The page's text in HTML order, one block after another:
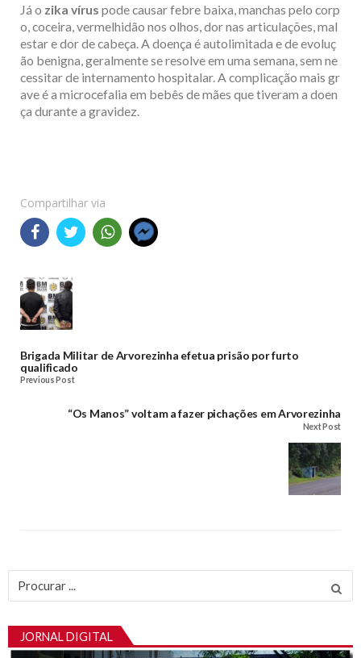
Já o zika vírus pode causar febre baixa, manchas pelo corp
o, coceira, vermelhidão nos olhos, dor nas articulações, mal
estar e dor de cabeça. A doença é autolimitada e de evoluç
ão benigna, geralmente se resolve em uma semana, sem ne
cessitar de internamento hospitalar. A complicação mais gr
ave é a microcefalia em bebês de mães que tiveram a doen
ça durante a gravidez.
Compartilhar via
Brigada Militar de Arvorezinha efetua prisão por furto
qualificado
Previous Post
“Os Manos” voltam a fazer pichações em Arvorezinha
Next Post
Procurar
JORNAL DIGITAL